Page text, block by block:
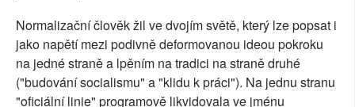
Normalizační člověk žil ve dvojím světě, který lze popsat i
jako napětí mezi podivně deformovanou ideou pokroku
na jedné straně a lpěním na tradici na straně druhé
("budování socialismu" a "klidu k práci"). Na jednu stranu
"oficiální linie" programově likvidovala ve jménu